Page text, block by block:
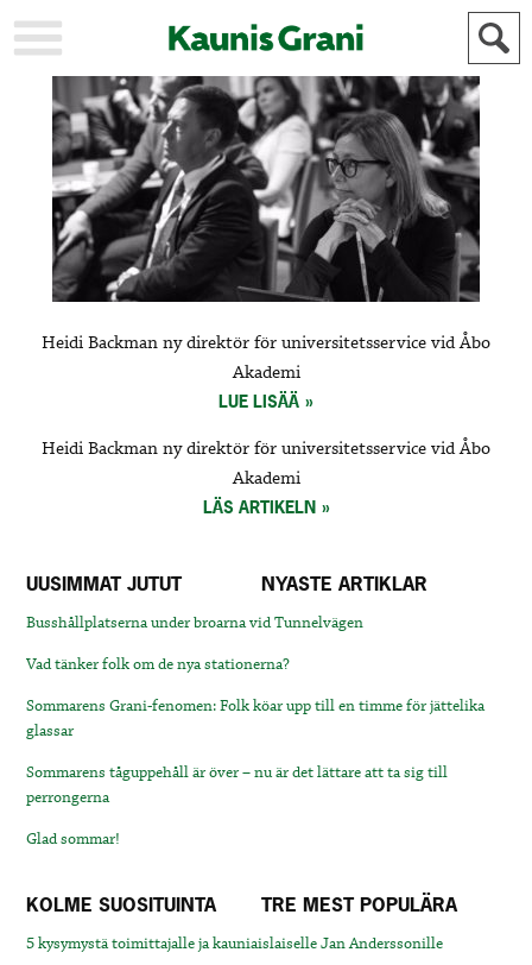
KAUPUNKI
STADEN
AJANKOHTAISTA
AKTUELLT
URHEILU
IDROTT
KULTTUURI
KULTUR
HISTORIA
HISTORIA
YLEINEN
ALLMÄN
MAINOSTAJILLE
FÖR
ANNONSÖRER
Heidi Backman ny direktör för universitetsservice vid Åbo
Akademi
LUE LISÄÄ
Heidi Backman ny direktör för universitetsservice vid Åbo
Akademi
LÄS ARTIKELN
UUSIMMAT JUTUT NYASTE ARTIKLAR
Busshållplatserna under broarna vid Tunnelvägen
Vad tänker folk om de nya stationerna?
Sommarens Grani-fenomen: Folk köar upp till en timme för jättelika
glassar
Sommarens tåguppehåll är över – nu är det lättare att ta sig till
perrongerna
Glad sommar!
KOLME SUOSITUINTA TRE MEST POPULÄRA
5 kysymystä toimittajalle ja kauniaislaiselle Jan Anderssonille